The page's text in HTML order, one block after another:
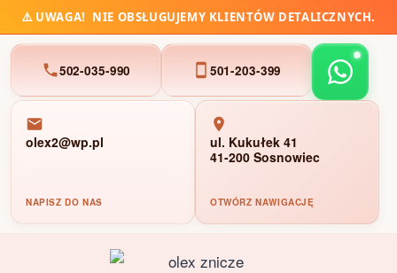
⚠️ UWAGA! NIE OBSŁUGUJEMY KLIENTÓW DETALICZNYCH.
502-035-990 501-203-399
olex2@wp.pl
NAPISZ DO NAS
ul. Kukułek 41
41-200 Sosnowiec
OTWÓRZ NAWIGACJĘ